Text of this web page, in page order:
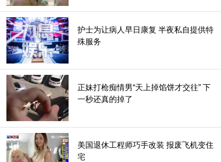
护士为让病人早日康复 半夜私自提供特
殊服务
正妹打枪痴情男“天上掉馅饼才交往” 下
一秒还真的掉了
美国退休工程师巧手改装 报废飞机变住
宅